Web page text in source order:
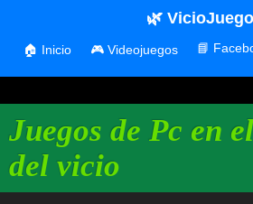
Juegos de Pc en
del vicio
🌿
🏠 Inicio 🎮 Videojuegos 📘